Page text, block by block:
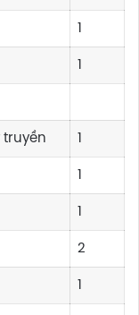
1
1
truyền 1
1
1
2
1